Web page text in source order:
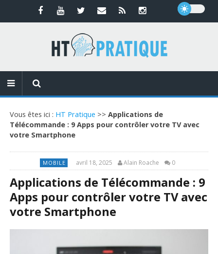
Vous êtes ici : HT Pratique >> Applications de
Télécommande : 9 Apps pour contrôler votre TV avec
votre Smartphone
MOBILE avril 18, 2025 Alain Roache 0
Applications de Télécommande : 9
Apps pour contrôler votre TV avec
votre Smartphone